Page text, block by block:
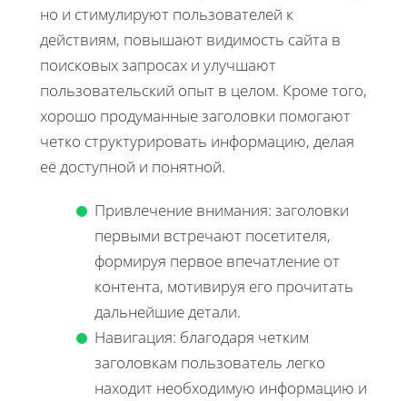
но и стимулируют пользователей к
действиям, повышают видимость сайта в
поисковых запросах и улучшают
пользовательский опыт в целом. Кроме того,
хорошо продуманные заголовки помогают
четко структурировать информацию, делая
её доступной и понятной.
Привлечение внимания: заголовки
первыми встречают посетителя,
формируя первое впечатление от
контента, мотивируя его прочитать
дальнейшие детали.
Навигация: благодаря четким
заголовкам пользователь легко
находит необходимую информацию и